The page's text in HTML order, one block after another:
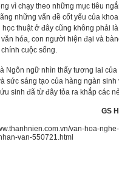
vì chạy theo những mục tiêu
những vấn đề cốt yếu của
thuật ở đây cũng không phải
hóa, con người hiện đại và
cuộc sống.
Ngôn ngữ nhìn thấy tương lai
sức sáng tạo của hàng ngàn sinh
sinh đã từ đây tỏa ra khắp các
GS
van-hoa-
van-550721.html